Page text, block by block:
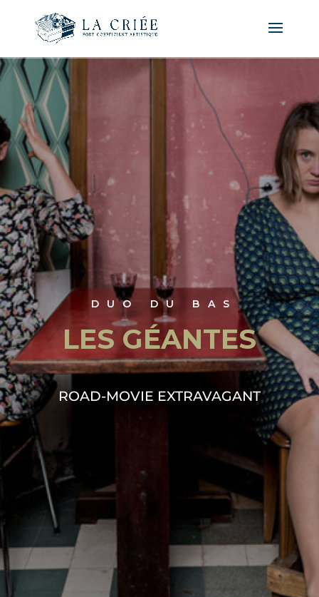
D UO DU B A S
LES GÉANTES
ROAD-MOVIE EXTRAVAGANT